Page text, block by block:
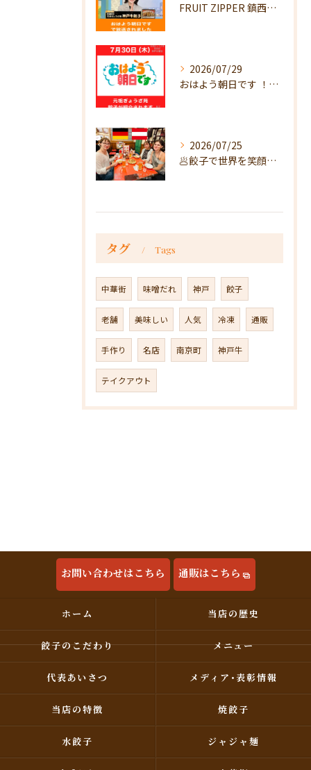
FRUIT ZIPPER 鎮西寿々歌様が！
2026/07/29
おはよう朝日です ！で放送
2026/07/25
🥟餃子で世界を笑顔に🥟
タグ Tags
中華街 味噌だれ 神戸 餃子
老舗 美味しい 人気 冷凍 通販
手作り 名店 南京町 神戸牛
テイクアウト
お問い合わせはこちら 通販はこちら
ホーム 当店の歴史
餃子のこだわり メニュー
代表あいさつ メディア･表彰情報
当店の特徴 焼餃子
水餃子 ジャジャ麺